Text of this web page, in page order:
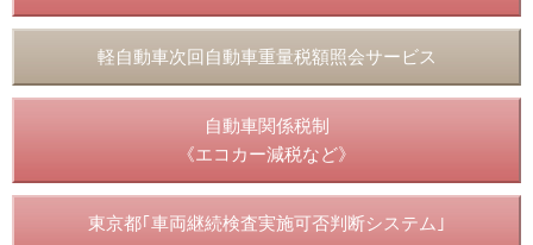
軽自動車次回自動車重量税額照会サービス
自動車関係税制
《エコカー減税など》
東京都｢車両継続検査実施可否判断システム｣